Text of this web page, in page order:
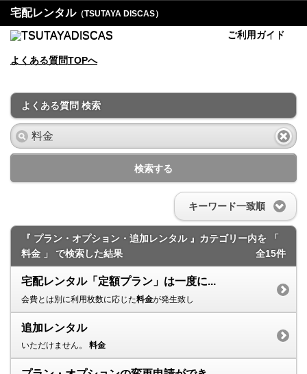
宅配レンタル（TSUTAYA DISCAS）
ご利用ガイド
よくある質問TOPへ
よくある質問 検索
検索する
キーワード一致順
『 プラン・オプション・追加レンタル 』カテゴリー内を 「
料金 」 で検索した結果
全15件
宅配レンタル「定額プラン」は一度に...
会費とは別に利用枚数に応じた料金が発生致し
追加レンタル
いただけません。 料金